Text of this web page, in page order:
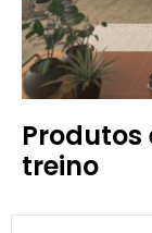
Produtos
treino